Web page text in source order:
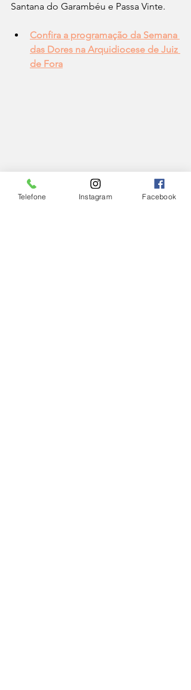
Santana do Garambéu e Passa Vinte.
Confira a programação da Semana
das Dores na Arquidiocese de Juiz
de Fora
Telefone Instagram Facebook